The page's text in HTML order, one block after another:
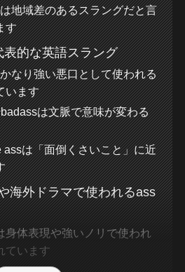
地域差のあるスラングだと言
す
的な英語スラング
なり強い悪口として使われる
います
は文脈で意味が変わる
assは「面倒くさいこと」に近
海外ドラマで使われるass
身体表現や強いノリで使われ
ています